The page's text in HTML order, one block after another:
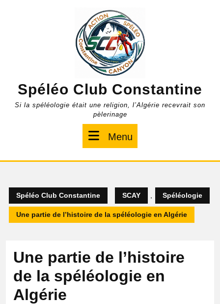
Spéléo Club Constantine
Si la spéléologie était une religion, l’Algérie recevrait son
pèlerinage
Menu
Spéléo Club Constantine SCAY Spéléologie
Une partie de l’histoire de la spéléologie en Algérie
Une partie de l’histoire
de la spéléologie en
Algérie